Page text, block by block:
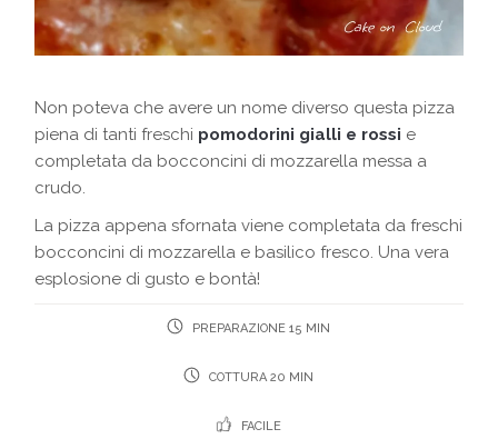
Non poteva che avere un nome diverso questa pizza
piena di tanti freschi pomodorini gialli e rossi e
completata da bocconcini di mozzarella messa a
crudo.
La pizza appena sfornata viene completata da freschi
bocconcini di mozzarella e basilico fresco. Una vera
esplosione di gusto e bontà!
PREPARAZIONE 15 MIN
COTTURA 20 MIN
FACILE